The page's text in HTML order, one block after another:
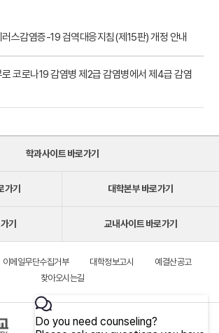
스감염증-19 검역대응지침(제15판) 개정 안내
코로나19 감염병 제2급 감염병에서 제4급 감염
학과사이트 바로가기
가기 대학본부 바로가기
기 교내사이트 바로가기
이메일무단수집거부 대학정보고시
예결산공고
찾아오시는길